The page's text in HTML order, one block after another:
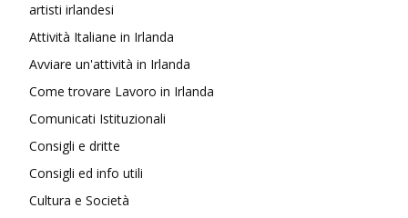
artisti irlandesi
Attività Italiane in Irlanda
Avviare un'attività in Irlanda
Come trovare Lavoro in Irlanda
Comunicati Istituzionali
Consigli e dritte
Consigli ed info utili
Cultura e Società